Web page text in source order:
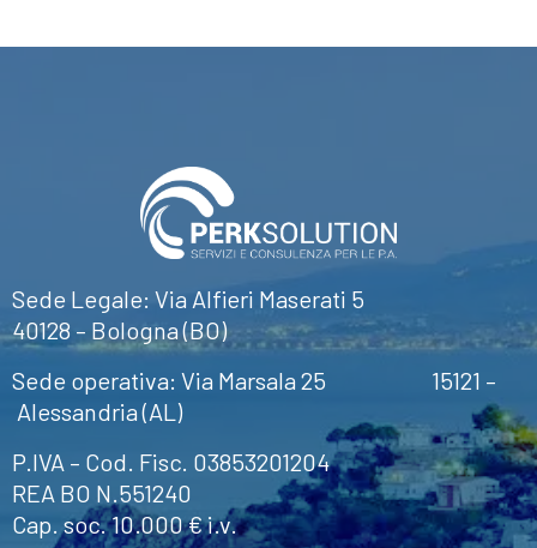
Sede Legale: Via Alfieri Maserati 5
40128 – Bologna (BO)
Sede operativa: Via Marsala 25 15121 –
Alessandria (AL)
P.IVA – Cod. Fisc. 03853201204
REA BO N.551240
Cap. soc. 10.000 € i.v.